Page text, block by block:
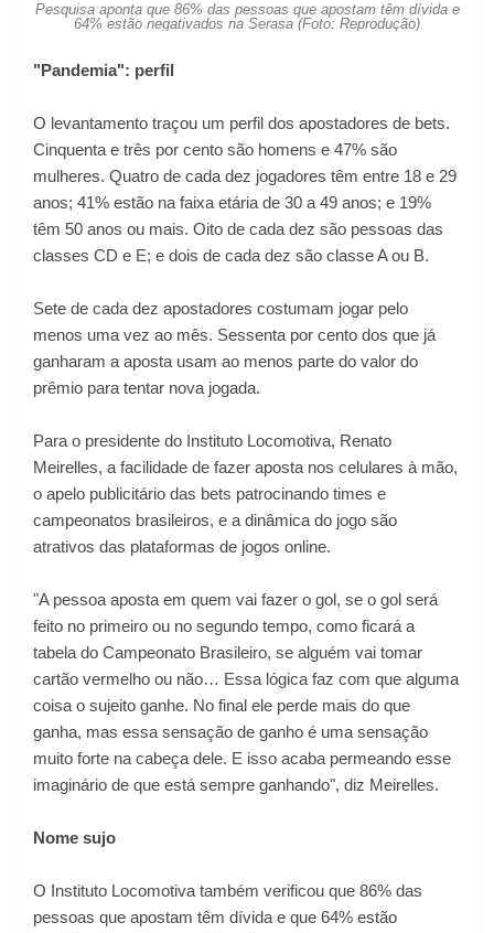
Pesquisa aponta que 86% das pessoas que apostam têm dívida e
64% estão negativados na Serasa (Foto: Reprodução)
"Pandemia": perfil
O levantamento traçou um perfil dos apostadores de bets.
Cinquenta e três por cento são homens e 47% são
mulheres. Quatro de cada dez jogadores têm entre 18 e 29
anos; 41% estão na faixa etária de 30 a 49 anos; e 19%
têm 50 anos ou mais. Oito de cada dez são pessoas das
classes CD e E; e dois de cada dez são classe A ou B.
Sete de cada dez apostadores costumam jogar pelo
menos uma vez ao mês. Sessenta por cento dos que já
ganharam a aposta usam ao menos parte do valor do
prêmio para tentar nova jogada.
Para o presidente do Instituto Locomotiva, Renato
Meirelles, a facilidade de fazer aposta nos celulares à mão,
o apelo publicitário das bets patrocinando times e
campeonatos brasileiros, e a dinâmica do jogo são
atrativos das plataformas de jogos online.
"A pessoa aposta em quem vai fazer o gol, se o gol será
feito no primeiro ou no segundo tempo, como ficará a
tabela do Campeonato Brasileiro, se alguém vai tomar
cartão vermelho ou não… Essa lógica faz com que alguma
coisa o sujeito ganhe. No final ele perde mais do que
ganha, mas essa sensação de ganho é uma sensação
muito forte na cabeça dele. E isso acaba permeando esse
imaginário de que está sempre ganhando", diz Meirelles.
Nome sujo
O Instituto Locomotiva também verificou que 86% das
pessoas que apostam têm dívida e que 64% estão